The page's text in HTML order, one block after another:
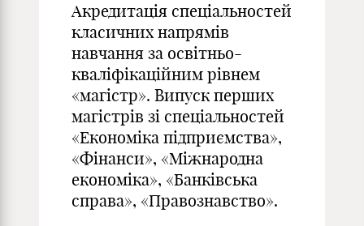
Акредитація спеціальностей
класичних напрямів
навчання за освітньо-
кваліфікаційним рівнем
«магістр». Випуск перших
магістрів зі спеціальностей
«Економіка підприємства»,
«Фінанси», «Міжнародна
економіка», «Банківська
справа», «Правознавство».